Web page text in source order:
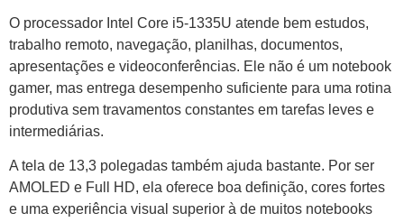
O processador Intel Core i5-1335U atende bem estudos,
trabalho remoto, navegação, planilhas, documentos,
apresentações e videoconferências. Ele não é um notebook
gamer, mas entrega desempenho suficiente para uma rotina
produtiva sem travamentos constantes em tarefas leves e
intermediárias.
A tela de 13,3 polegadas também ajuda bastante. Por ser
AMOLED e Full HD, ela oferece boa definição, cores fortes
e uma experiência visual superior à de muitos notebooks